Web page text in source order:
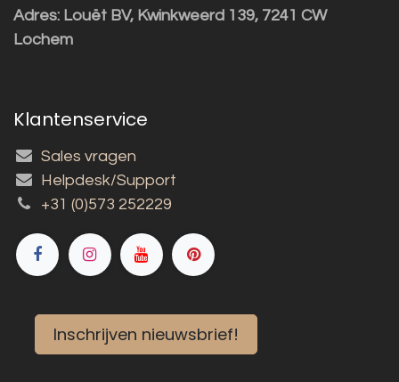
Adres: Louët BV, Kwinkweerd 139, 7241 CW
Lochem
Klantenservice
Sales vragen
Helpdesk/Support
+31 (0)573 252229
Inschrijven nieuwsbrief!